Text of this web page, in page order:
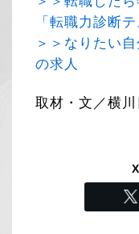
「転職力診断
＞＞なりたい
の求人
取材・文／横